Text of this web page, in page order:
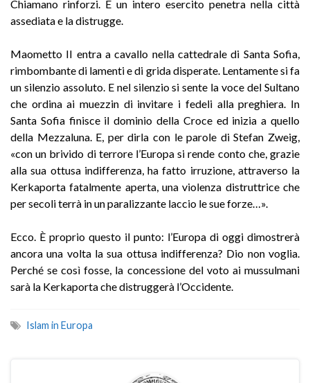
Chiamano rinforzi. E un intero esercito penetra nella città
assediata e la distrugge.
Maometto II entra a cavallo nella cattedrale di Santa Sofia,
rimbombante di lamenti e di grida disperate. Lentamente si fa
un silenzio assoluto. E nel silenzio si sente la voce del Sultano
che ordina ai muezzin di invitare i fedeli alla preghiera. In
Santa Sofia finisce il dominio della Croce ed inizia a quello
della Mezzaluna. E, per dirla con le parole di Stefan Zweig,
«con un brivido di terrore l’Europa si rende conto che, grazie
alla sua ottusa indifferenza, ha fatto irruzione, attraverso la
Kerkaporta fatalmente aperta, una violenza distruttrice che
per secoli terrà in un paralizzante laccio le sue forze…».
Ecco. È proprio questo il punto: l’Europa di oggi dimostrerà
ancora una volta la sua ottusa indifferenza? Dio non voglia.
Perché se così fosse, la concessione del voto ai mussulmani
sarà la Kerkaporta che distruggerà l’Occidente.
Islam in Europa